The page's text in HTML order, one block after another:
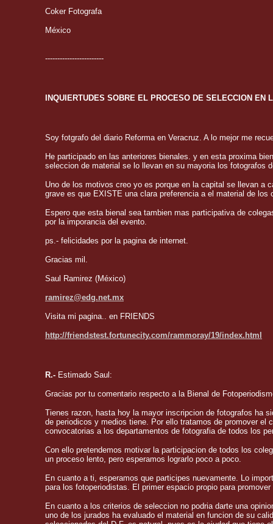
Coker Fotografa
México
------------------------
INQUIERTUDES SOBRE EL PROCESO DE SELECCION EN
Soy fotgrafo del diario Reforma en Veracruz. A lo mejor me
He participado en las anteriores bienales. y en esta proxima
seleccion de material se lo llevan en su mayoria los fotografos
Uno de los motivos creo yo es porque en la capital se llevan a
grave es que EXISTE una clara preferencia a el material de los
Espero que esta bienal sea tambien mas participativa de
por la imporancia del evento.
ps.- felicidades por la pagina de internet.
Gracias mil.
Saul Ramirez (México)
ramirez@edg.net.mx
Visita mi pagina.. en FRIENDS
http://friendstest.fortunecity.com/rammoray/19/index.html
R.- Estimado Saul:
Gracias por tu comentario respecto a la Bienal de
Tienes razon, hasta hoy la mayor inscripcion de fotografos ha
de periodicos y medios tiene. Por ello tratamos de promover
convocatorias a los departamentos de fotografia de todos los
Con ello pretendemos motivar la participacion de todos los
un proceso lento, pero esperamos lograrlo poco a poco.
En cuanto a ti, esperamos que participes nuevamente. Lo
para los fotoperiodistas. El primer espacio propio para
En cuanto a los criterios de seleccion no podria darte una
uno de los jurados ha evaluado el material en funcion de su